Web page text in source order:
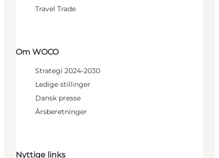
Travel Trade
Om WOCO
Strategi 2024-2030
Ledige stillinger
Dansk presse
Årsberetninger
Nyttige links